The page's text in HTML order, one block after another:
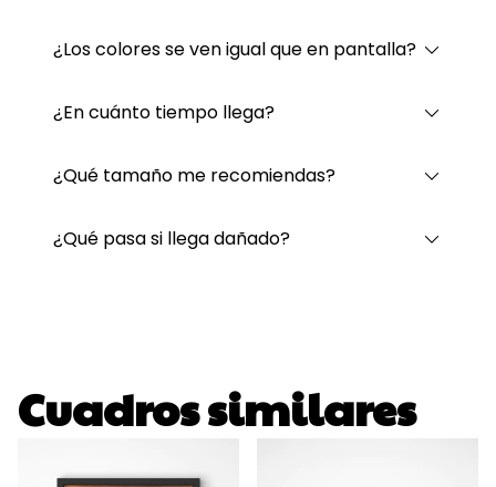
¿Los colores se ven igual que en pantalla?
¿En cuánto tiempo llega?
¿Qué tamaño me recomiendas?
¿Qué pasa si llega dañado?
Cuadros similares